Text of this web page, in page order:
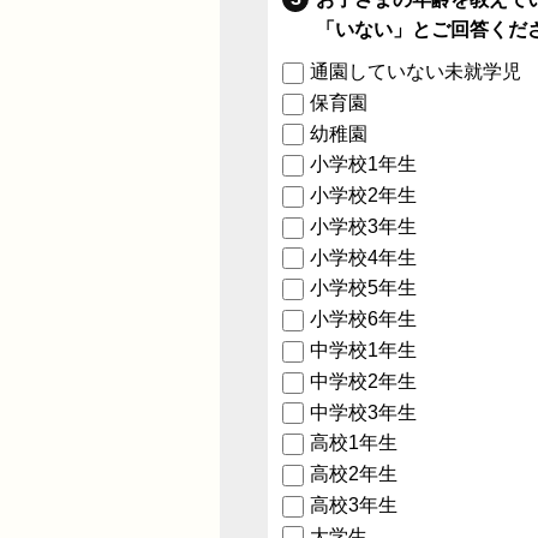
「いない」とご回答くだ
通園していない未就学児
保育園
幼稚園
小学校1年生
小学校2年生
小学校3年生
小学校4年生
小学校5年生
小学校6年生
中学校1年生
中学校2年生
中学校3年生
高校1年生
高校2年生
高校3年生